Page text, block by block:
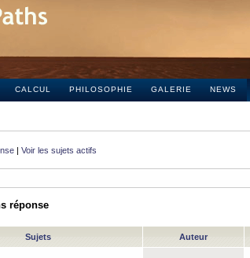
CALCUL PHILOSOPHIE GALERIE NEWS
| Voir les sujets actifs
réponse
Sujets Auteur